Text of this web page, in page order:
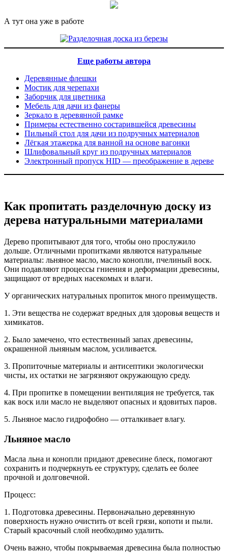
А тут она уже в работе
Еще работы автора
Деревянные флешки
Мостик для черепахи
Заборчик для цветника
Мебель для дачи из фанеры
Зеркало в деревянной рамке
Примеры естественно состарившейся древесины
Пильный стол для дачи из подручных материалов
Лёгкая этажерка для ванной на основе вагонки
Шлифовальный круг из подручных материалов
Электронный пропуск HID — преображение в дереве
Как пропитать разделочную доску из
дерева натуральными материалами
Дерево пропитывают для того, чтобы оно прослужило
дольше. Отличными пропитками являются натуральные
материалы: льняное масло, масло конопли, пчелиный воск.
Они подавляют процессы гниения и деформации древесины,
защищают от вредных насекомых и влаги.
У органических натуральных пропиток много преимуществ.
1. Эти вещества не содержат вредных для здоровья веществ и
химикатов.
2. Было замечено, что естественный запах древесины,
окрашенной льняным маслом, усиливается.
3. Пропиточные материалы и антисептики экологически
чисты, их остатки не загрязняют окружающую среду.
4. При пропитке в помещении вентиляция не требуется, так
как воск или масло не выделяют опасных и ядовитых паров.
5. Льняное масло гидрофобно — отталкивает влагу.
Льняное масло
Масла льна и конопли придают древесине блеск, помогают
сохранить и подчеркнуть ее структуру, сделать ее более
прочной и долговечной.
Процесс:
1. Подготовка древесины. Первоначально деревянную
поверхность нужно очистить от всей грязи, копоти и пыли.
Старый красочный слой необходимо удалить.
Очень важно, чтобы покрываемая древесина была полностью